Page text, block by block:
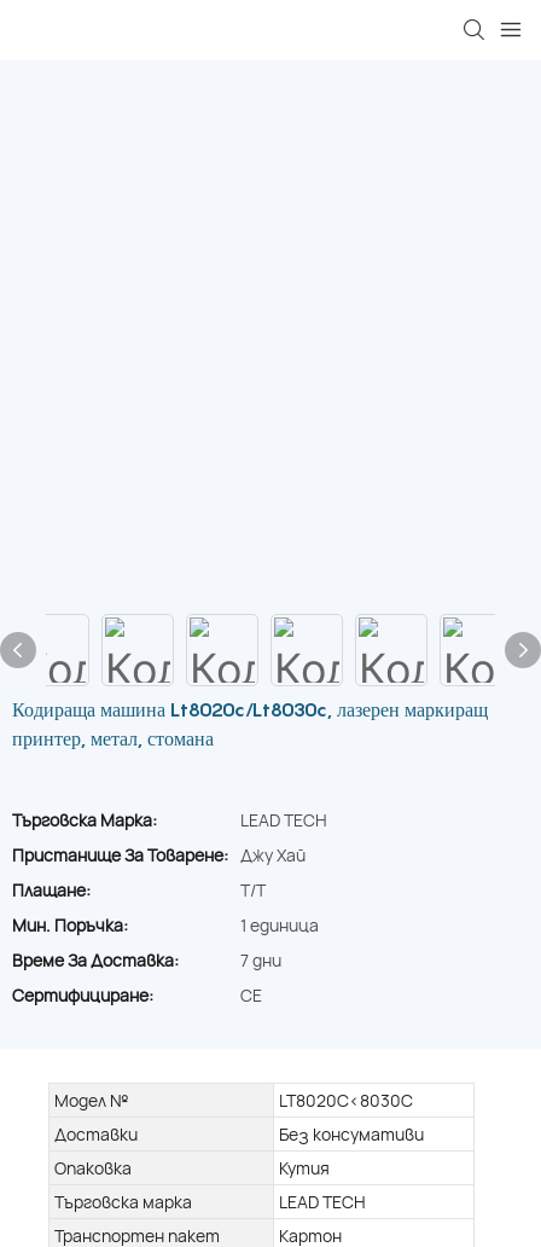
Кодираща машина Lt8020c/Lt8030c, лазерен маркиращ
принтер, метал, стомана
Търговска Марка:
LEAD TECH
Пристанище За Товарене: Джу Хай
Плащане:
T/T
Мин. Поръчка:
1 единица
Време За Доставка:
7 дни
Сертифициране:
CE
Модел №
LT8020C<8030C
Доставки
Без консумативи
Опаковка
Кутия
Търговска марка
LEAD TECH
Транспортен пакет
Картон